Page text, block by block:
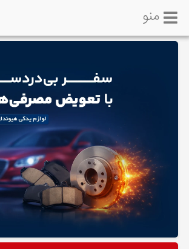
لوازم
منو